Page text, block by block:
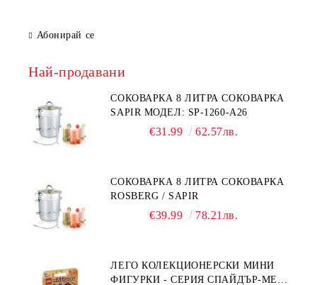
Абонирай се
Най-продавани
СОКОВАРКА 8 ЛИТРА СОКОВАРКА
SAPIR МОДЕЛ: SP-1260-A26
€31.99 62.57лв.
СОКОВАРКА 8 ЛИТРА СОКОВАРКА
ROSBERG / SAPIR
€39.99 78.21лв.
ЛЕГО КОЛЕКЦИОНЕРСКИ МИНИ
ФИГУРКИ - СЕРИЯ СПАЙДЪР-МЕН: